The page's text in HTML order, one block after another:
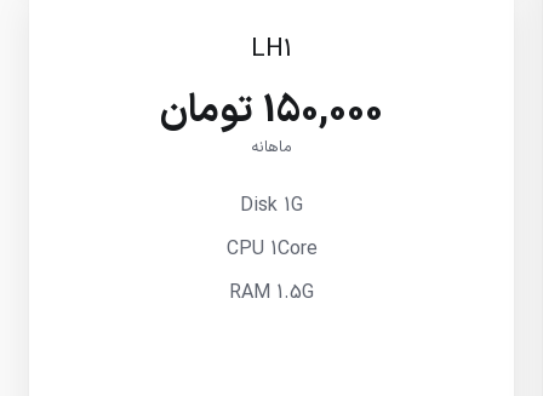
LH1
150,000 تومان
ماهانه
Disk 1G
CPU 1Core
RAM 1.5G